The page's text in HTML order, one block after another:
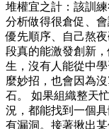
堆權宜之計：該訓
分析做得很倉促、
優先順序、自己熬
段真的能激發創新
生，沒有人能從中
麼妙招，也會因為
石。 如果組織整天
況，都能找到一個
有漏洞。接著揪出